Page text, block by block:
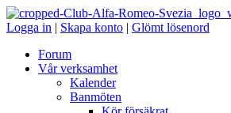
Logga in | Skapa konto | Glömt lösenord
Forum
Vår verksamhet
Kalender
Banmöten